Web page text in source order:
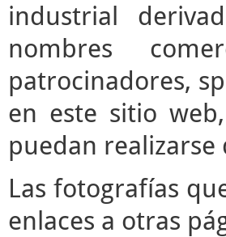
industrial
nombres
patrocinadores,
en este sitio
puedan realizarse
Las fotografías
enlaces a otras